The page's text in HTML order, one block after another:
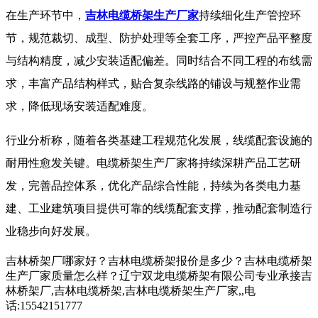
在生产环节中， 吉林电缆桥架生产厂家持续细化生产管控环
节，规范裁切、成型、防护处理等全套工序，严控产品平整度
与结构精度，减少安装适配偏差。同时结合不同工程的布线需
求，丰富产品结构样式，贴合复杂线路的铺设与规整作业需
求，降低现场安装适配难度。
行业分析称，随着各类基建工程规范化发展，线缆配套设施的
耐用性愈发关键。电缆桥架生产厂家将持续深耕产品工艺研
发，完善品控体系，优化产品综合性能，持续为各类电力基
建、工业建筑项目提供可靠的线缆配套支撑，推动配套制造行
业稳步向好发展。
吉林桥架厂哪家好？吉林电缆桥架报价是多少？吉林电缆桥架
生产厂家质量怎么样？辽宁双龙电缆桥架有限公司专业承接吉
林桥架厂,吉林电缆桥架,吉林电缆桥架生产厂家,,电
话:15542151777